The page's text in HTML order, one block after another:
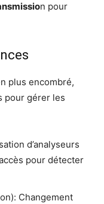
n pour
plus encom­bré,
pour gérer les
d’a­na­ly­seurs
pour détec­ter
Chan­ge­ment